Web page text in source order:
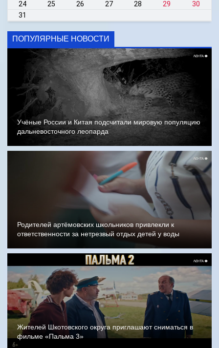
24
25 26 27 28 29
30
31
ПОПУЛЯРНЫЕ НОВОСТИ
Учёные России и Китая подсчитали мировую популяцию
дальневосточного леопарда
Родителей артёмовских школьников привлекли к
ответственности за нетрезвый отдых детей у воды
Жителей Шкотовского округа приглашают сниматься в
фильме «Пальма 3»